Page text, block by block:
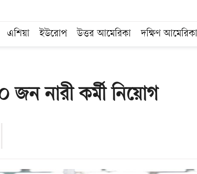
এশিয়া ইউরোপ উত্তর আমেরিকা দক্ষিণ আমেরিকা
জন নারী কর্মী নিয়োগ